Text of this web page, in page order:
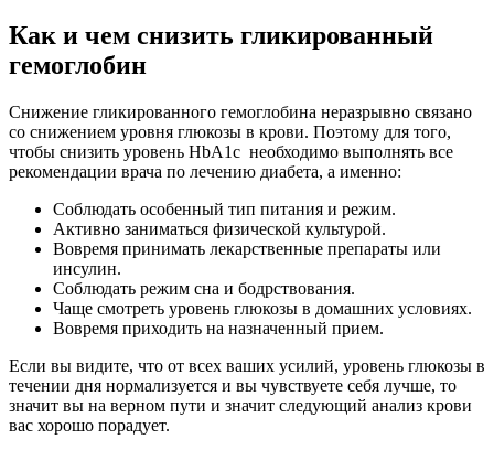
Как и чем снизить гликированный
гемоглобин
Снижение гликированного гемоглобина неразрывно связано
со снижением уровня глюкозы в крови. Поэтому для того,
чтобы снизить уровень HbA1c необходимо выполнять все
рекомендации врача по лечению диабета, а именно:
Соблюдать особенный тип питания и режим.
Активно заниматься физической культурой.
Вовремя принимать лекарственные препараты или
инсулин.
Соблюдать режим сна и бодрствования.
Чаще смотреть уровень глюкозы в домашних условиях.
Вовремя приходить на назначенный прием.
Если вы видите, что от всех ваших усилий, уровень глюкозы в
течении дня нормализуется и вы чувствуете себя лучше, то
значит вы на верном пути и значит следующий анализ крови
вас хорошо порадует.